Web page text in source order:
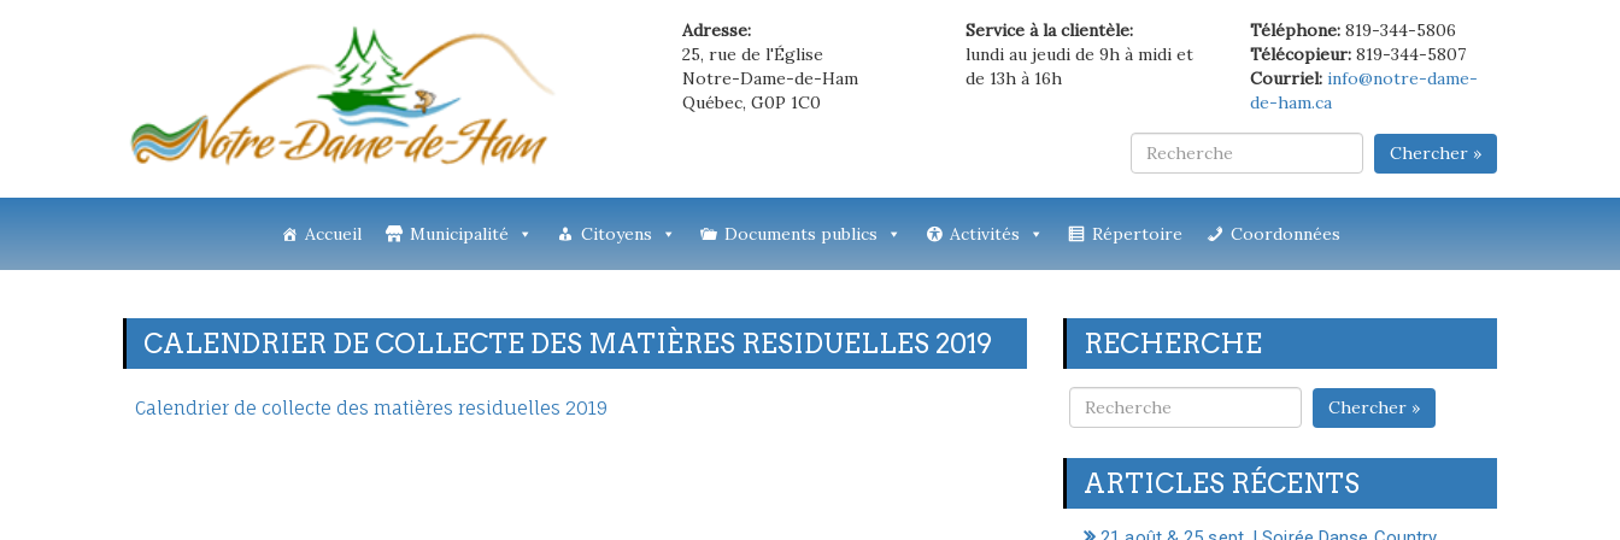
Adresse:
25, rue de l'Église
Notre-Dame-de-Ham
Québec, G0P 1C0
Service à la clientèle:
lundi au jeudi de 9h à midi et
de 13h à 16h
Téléphone:819-344-5806
Télécopieur:819-344-5807
Courriel: info@notre-dame-
de-ham.ca
Chercher »
Accueil Municipalité Citoyens Documents publics Activités Répertoire Coordonnées
CALENDRIER DE COLLECTE DES MATIÈRES RESIDUELLES 2019
Calendrier de collecte des matières residuelles 2019
RECHERCHE
Chercher »
ARTICLES RÉCENTS